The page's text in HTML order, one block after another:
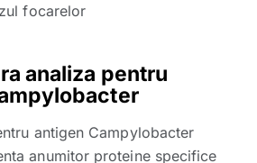
focarelor
analiza pentru
antigen Campylobacter
anumitor proteine specifice